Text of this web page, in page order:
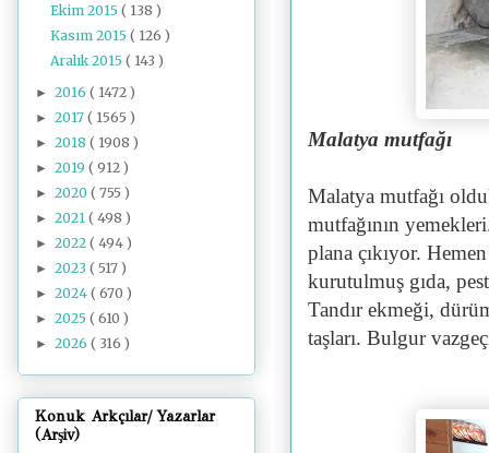
Malatya mutfağı
Malatya mutfağı
mutfağının
plana çıkıyor.
kurutulmuş gıda,
Tandır ekmeği,
taşları. Bulgur
Ekim 2015( 138 )
Kasım 2015( 126 )
Aralık 2015( 143 )
► 2016 ( 1472 )
► 2017 ( 1565 )
► 2018 ( 1908 )
► 2019 ( 912 )
► 2020 ( 755 )
► 2021 ( 498 )
► 2022 ( 494 )
► 2023 ( 517 )
► 2024 ( 670 )
► 2025 ( 610 )
► 2026 ( 316 )
Konuk Arkçılar/ Yazarlar
(Arşiv)